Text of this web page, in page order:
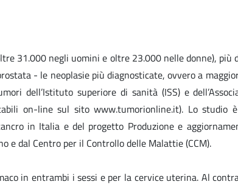
31.000 negli uomini e oltre 23.000 nelle donne), più
- le neoplasie più diagnosticate, ovvero a
dell’Istituto superiore di sanità (ISS) e
on-line sul sito www.tumorionline.it). Lo studio
in Italia e del progetto Produzione e
e dal Centro per il Controllo delle Malattie (CCM).
in entrambi i sessi e per la cervice uterina. Al